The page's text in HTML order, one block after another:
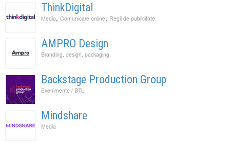
ThinkDigital
Media, Comunicare online, Regii de publicitate
AMPRO Design
Branding, design, packaging
Backstage Production Group
Evenimente / BTL
Mindshare
Media